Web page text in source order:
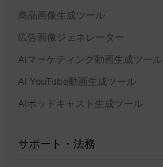
商品画像生成ツール
広告画像ジェネレーター
AIマーケティング動画生成ツール
AI YouTube動画生成ツール
AIポッドキャスト生成ツール
サポート・法務